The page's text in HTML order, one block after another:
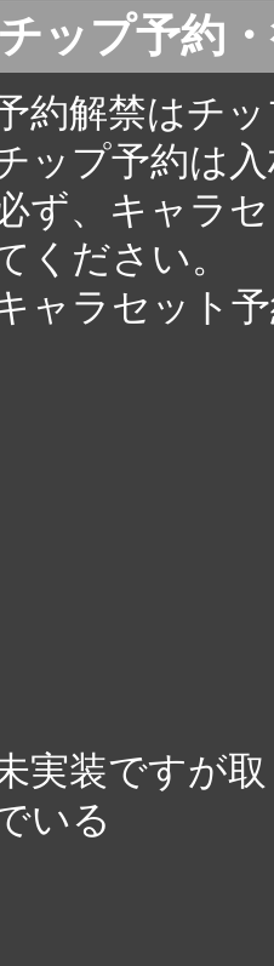
チップ予約
約解禁はチ
ップ予約は
ず、キャラ
ください。
ャラセット
実装ですが
いる